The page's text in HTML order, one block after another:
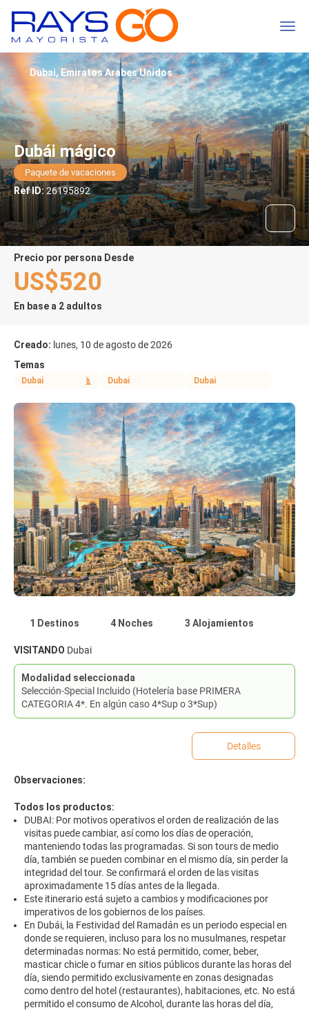
Dubái mágico
Paquete de vacaciones
Ref ID:26195892
Dubai, Emiratos Arabes Unidos
precio por persona Desde
US$520
En base a 2 adultos
Creado: lunes, 10 de agosto de 2026
Temas
Dubai Dubai Dubai
1 Destinos 4 Noches 3 Alojamientos
VISITANDO Dubai
Modalidad seleccionada
Selección-Special Incluido (Hotelería base PRIMERA
CATEGORIA 4*. En algún caso 4*Sup o 3*Sup)
Detalles
Observaciones:
Todos los productos:
DUBAI: Por motivos operativos el orden de realización de las
visitas puede cambiar, así como los días de operación,
manteniendo todas las programadas. Si son tours de medio
día, también se pueden combinar en el mismo día, sin perder la
integridad del tour. Se confirmará el orden de las visitas
aproximadamente 15 días antes de la llegada.
Este itinerario está sujeto a cambios y modificaciones por
imperativos de los gobiernos de los países.
En Dubái, la Festividad del Ramadán es un periodo especial en
donde se requieren, incluso para los no musulmanes, respetar
determinadas normas: No está permitido, comer, beber,
masticar chicle o fumar en sitios públicos durante las horas del
día, siendo permitido exclusivamente en zonas designadas
como dentro del hotel (restaurantes), habitaciones, etc. No está
permitido el consumo de Alcohol, durante las horas del día,